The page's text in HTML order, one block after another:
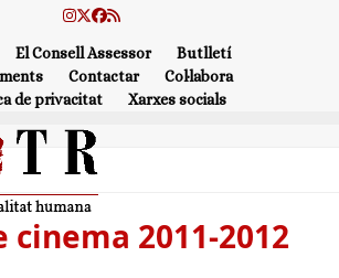
Instagram
Twitter
Facebook
RSS
El Consell Assessor
Butlletí
Contactar
Col·labora
de privacitat
Xarxes socials
cinema 2011-2012